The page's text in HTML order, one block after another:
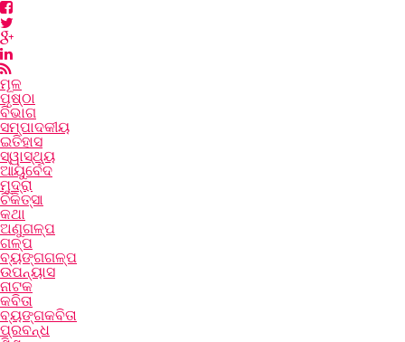
ମୂଳ
ପୃଷ୍ଠା
ବିଭାଗ
ସମ୍ପାଦକୀୟ
ଇତିହାସ
ସ୍ୱାସ୍ଥ୍ୟ
ଆୟୁର୍ବେଦ
ମୁଦ୍ରା
ଚିକିତ୍ସା
କଥା
ଅଣୁଗଳ୍ପ
ଗଳ୍ପ
ବ୍ୟଙ୍ଗଗଳ୍ପ
ଉପନ୍ୟାସ
ନାଟକ
କବିତା
ବ୍ୟଙ୍ଗକବିତା
ପ୍ରବନ୍ଧ